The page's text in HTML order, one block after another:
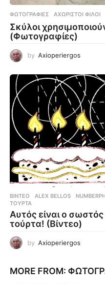
ΦΩΤΟΓΡΑΦΊΕΣ ΑΧΏΡΙΣΤΟΙ ΦΊΛΟΙ
Σκύλοι
(Φωτογραφίες)
by Axioperiergos
ΒΊΝΤΕΟ ALEX BELLOS ,
ΤΟΎΡΤΑ
Αυτός είναι ο
τούρτα! (Βίντεο)
by Axioperiergos
MORE FROM: